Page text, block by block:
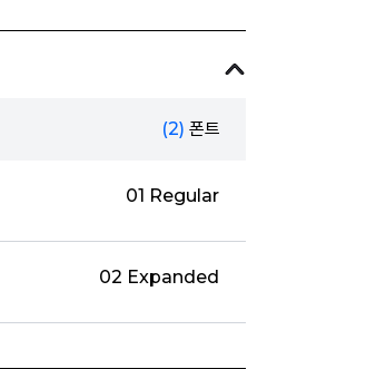
(2) 폰트
01 Regular
02 Expanded